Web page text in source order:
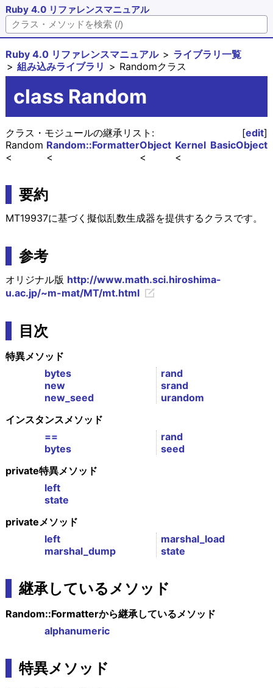
Ruby 4.0 リファレンスマニュアル
Ruby 4.0 リファレンスマニュアル
ライブラリ一覧
組み込みライブラリ
Randomクラス
class Random
[edit]
クラス・モジュールの継承リスト:
BasicObject
Kernel
Object
Random::Formatter
Random
要約
MT19937に基づく擬似乱数生成器を提供するクラスです。
参考
オリジナル版 http://www.math.sci.hiroshima-
u.ac.jp/~m-mat/MT/mt.html
目次
特異メソッド
bytes
new
new_seed
rand
srand
urandom
インスタンスメソッド
==
bytes
rand
seed
private特異メソッド
left
state
privateメソッド
left
marshal_dump
marshal_load
state
継承しているメソッド
Random::Formatterから継承しているメソッド
alphanumeric
特異メソッド